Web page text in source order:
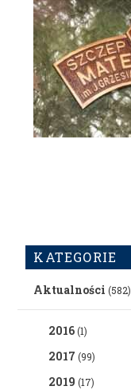
KATEGORIE
Aktualności (582)
2016(1)
2017 (99)
2019 (17)